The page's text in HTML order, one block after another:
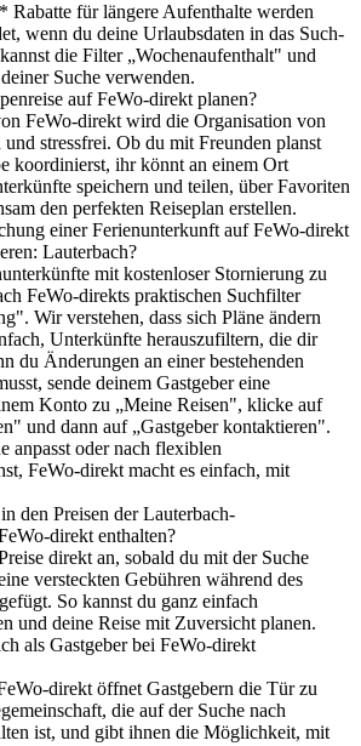
Rabatte für längere Aufenthalte werden
wenn du deine Urlaubsdaten in das Such-
die Filter „Wochenaufenthalt" und
Suche verwenden.
auf FeWo-direkt planen?
FeWo-direkt wird die Organisation von
stressfrei. Ob du mit Freunden planst
koordinierst, ihr könnt an einem Ort
speichern und teilen, über Favoriten
den perfekten Reiseplan erstellen.
einer Ferienunterkunft auf FeWo-direkt
Lauterbach?
mit kostenloser Stornierung zu
FeWo-direkts praktischen Suchfilter
Wir verstehen, dass sich Pläne ändern
Unterkünfte herauszufiltern, die dir
du Änderungen an einer bestehenden
sende deinem Gastgeber eine
Konto zu „Meine Reisen", klicke auf
und dann auf „Gastgeber kontaktieren".
anpasst oder nach flexiblen
FeWo-direkt macht es einfach, mit
den Preisen der Lauterbach-
direkt enthalten?
direkt an, sobald du mit der Suche
versteckten Gebühren während des
So kannst du ganz einfach
und deine Reise mit Zuversicht planen.
als Gastgeber bei FeWo-direkt
direkt öffnet Gastgebern die Tür zu
die auf der Suche nach
ist, und gibt ihnen die Möglichkeit, mit